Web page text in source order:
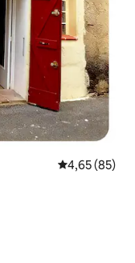
Note
4,65 (85)